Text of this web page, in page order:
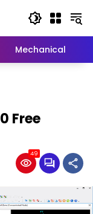
Mechanical
Free
49